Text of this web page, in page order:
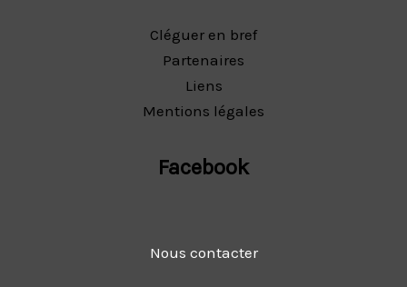
Cléguer en bref
Partenaires
Liens
Mentions légales
Facebook
Nous contacter